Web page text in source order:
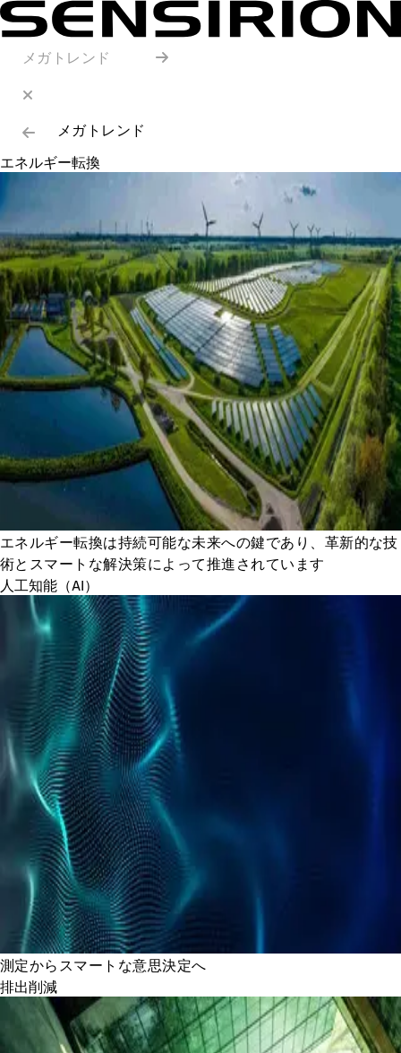
メガトレンド
メガトレンド
エネルギー転換
エネルギー転換は持続可能な未来への鍵であり、革新的な技
術とスマートな解決策によって推進されています
人工知能（AI）
測定からスマートな意思決定へ
排出削減